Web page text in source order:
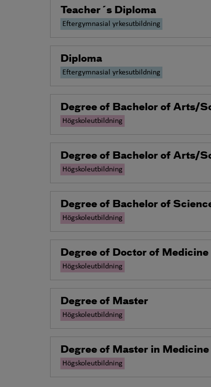
Teacher´s Diploma
Eftergymnasial yrkesutbildning
Diploma
Eftergymnasial yrkesutbildning
Degree of Bachelor of Arts/
Högskoleutbildning
Degree of Bachelor of Arts/
Högskoleutbildning
Degree of Bachelor of
Högskoleutbildning
Degree of Doctor of Medicine
Högskoleutbildning
Degree of Master
Högskoleutbildning
Degree of Master in Medicine
Högskoleutbildning